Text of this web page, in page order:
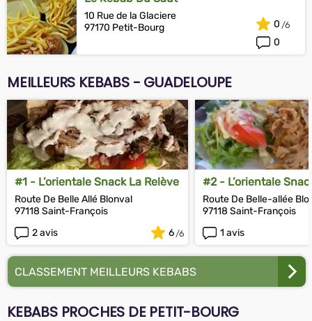
10 Rue de la Glaciere
97170 Petit-Bourg
0
0
MEILLEURS KEBABS - GUADELOUPE
#1 - L’orientale Snack La Relève
Route De Belle Allé Blonval
97118 Saint-François
2 avis
6
#2 - L’orientale
Route De Belle-allée
97118 Saint-François
1 avis
CLASSEMENT MEILLEURS KEBABS
KEBABS PROCHES DE PETIT-BOURG